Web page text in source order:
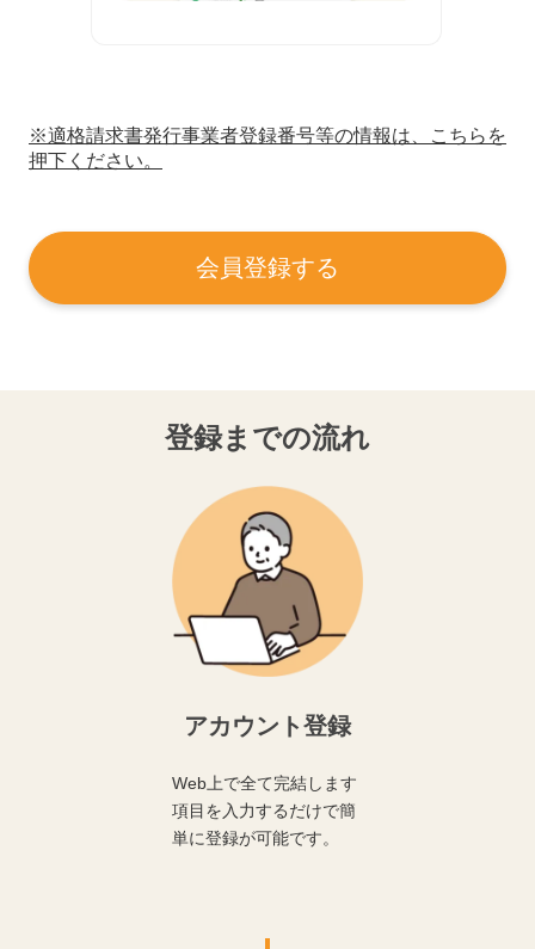
※適格請求書発行事業者登録番号等の情報は、こちらを
押下ください。
会員登録する
登録までの流れ
アカウント登録
Web上で全て完結します
項目を入力するだけで簡
単に登録が可能です。